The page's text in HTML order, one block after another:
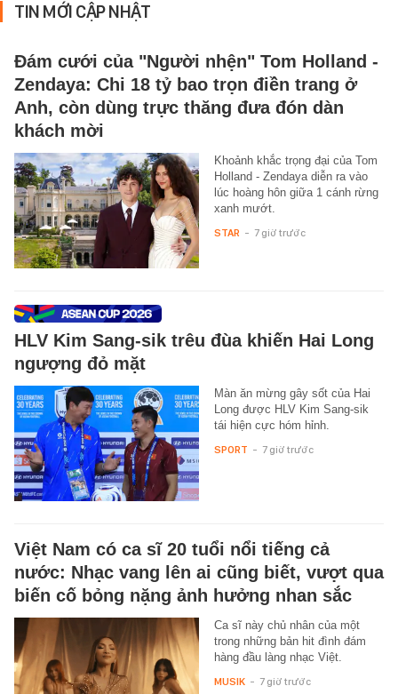
TIN MỚI CẬP NHẬT
Đám cưới của "Người nhện" Tom Holland -
Zendaya: Chi 18 tỷ bao trọn điền trang ở
Anh, còn dùng trực thăng đưa đón dàn
khách mời
Khoảnh khắc trọng đại của Tom
Holland - Zendaya diễn ra vào
lúc hoàng hôn giữa 1 cánh rừng
xanh mướt.
STAR - 7 giờ trước
HLV Kim Sang-sik trêu đùa khiến Hai Long
ngượng đỏ mặt
Màn ăn mừng gây sốt của Hai
Long được HLV Kim Sang-sik
tái hiện cực hóm hỉnh.
SPORT - 7 giờ trước
Việt Nam có ca sĩ 20 tuổi nổi tiếng cả
nước: Nhạc vang lên ai cũng biết, vượt qua
biến cố bỏng nặng ảnh hưởng nhan sắc
Ca sĩ này chủ nhân của một
trong những bản hit đình đám
hàng đầu làng nhạc Việt.
MUSIK - 7 giờ trước